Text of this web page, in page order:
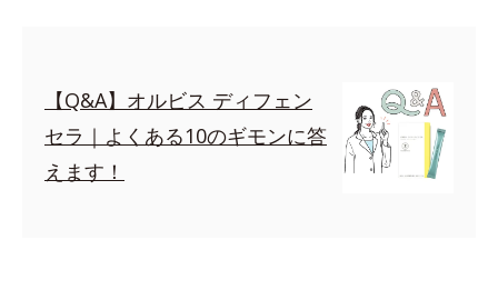
【Q&A】オルビス ディフェン
セラ｜よくある10のギモンに答
えます！